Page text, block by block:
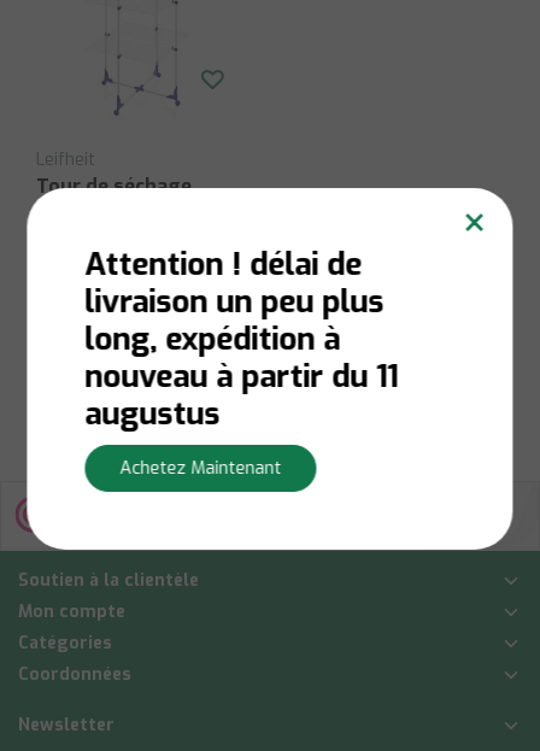
Leifheit
Tour de séchage
Niet op voorraad:
Contactez-nous pour la
disponibilité du stock
Afficher
Soutien à la clientèle
Mon compte
Catégories
Coordonnées
Newsletter
×
Attention ! délai de
livraison un peu plus
long, expédition à
nouveau à partir du 11
augustus
Achetez Maintenant